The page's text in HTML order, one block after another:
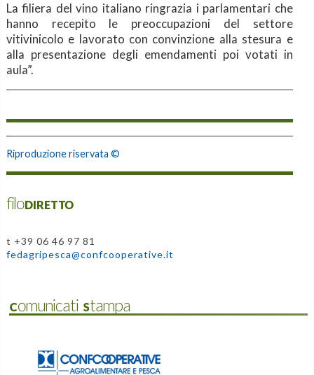
La filiera del vino italiano ringrazia i parlamentari che
hanno recepito le preoccupazioni del settore
vitivinicolo e lavorato con convinzione alla stesura e
alla presentazione degli emendamenti poi votati in
aula”.
Riproduzione riservata ©
filoDIRETTO
t +39 06 46 97 81
fedagripesca@confcooperative.it
Comunicati Stampa